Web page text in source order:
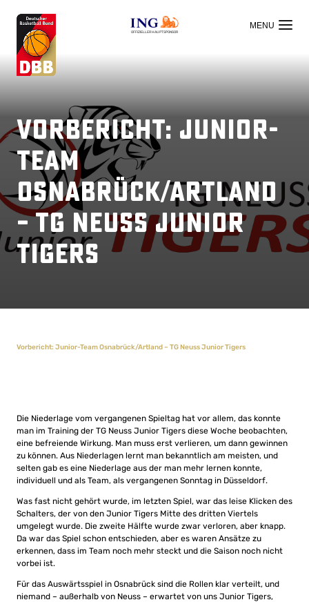
OFFIZIELLER HAUPTSPONSOR
Vorbericht: Junior-
Team
Osnabrück/Artland
– TG Neuss Junior
Tigers
Vorbericht: Junior-Team Osnabrück/Artland – TG Neuss Junior Tigers
Die Niederlage vom vergangenen Spieltag hat vor allem, das konnte
man im Training der TG Neuss Junior Tigers diese Woche beobachten,
eine befreiende Wirkung. Man muss erst verlieren, um dann gewinnen
zu können. Aus Niederlagen lernt man bekanntlich am meisten, und
selten gab es eine Niederlage aus der man mehr lernen konnte,
individuell und als Team, als vergangenen Sonntag in Düsseldorf.
Was fast nicht gehört wurde, im letzten Spiel, war das leise Klicken des
Schalters, der von den Junior Tigers Mitte des dritten Viertels
umgelegt wurde. Die zweite Hälfte wurde zwar verloren, aber knapp.
Da war das Spiel schon entschieden, aber es waren Ansätze zu
erkennen, dass im Team noch mehr steckt und die Saison noch nicht
vorbei ist.
Für das Auswärtsspiel in Osnabrück sind die Rollen klar verteilt, und
niemand – außerhalb von Neuss – erwartet von uns Junior Tigers,